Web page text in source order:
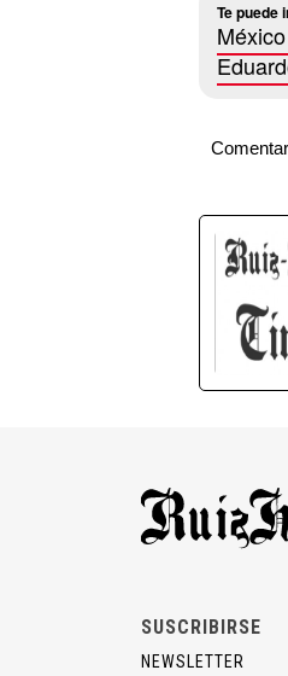
Te puede
SUSCRIBIRSE
NEWSLETTER